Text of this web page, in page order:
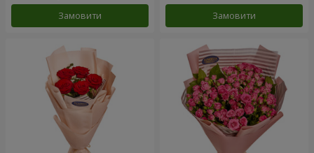
Замовити Замовити